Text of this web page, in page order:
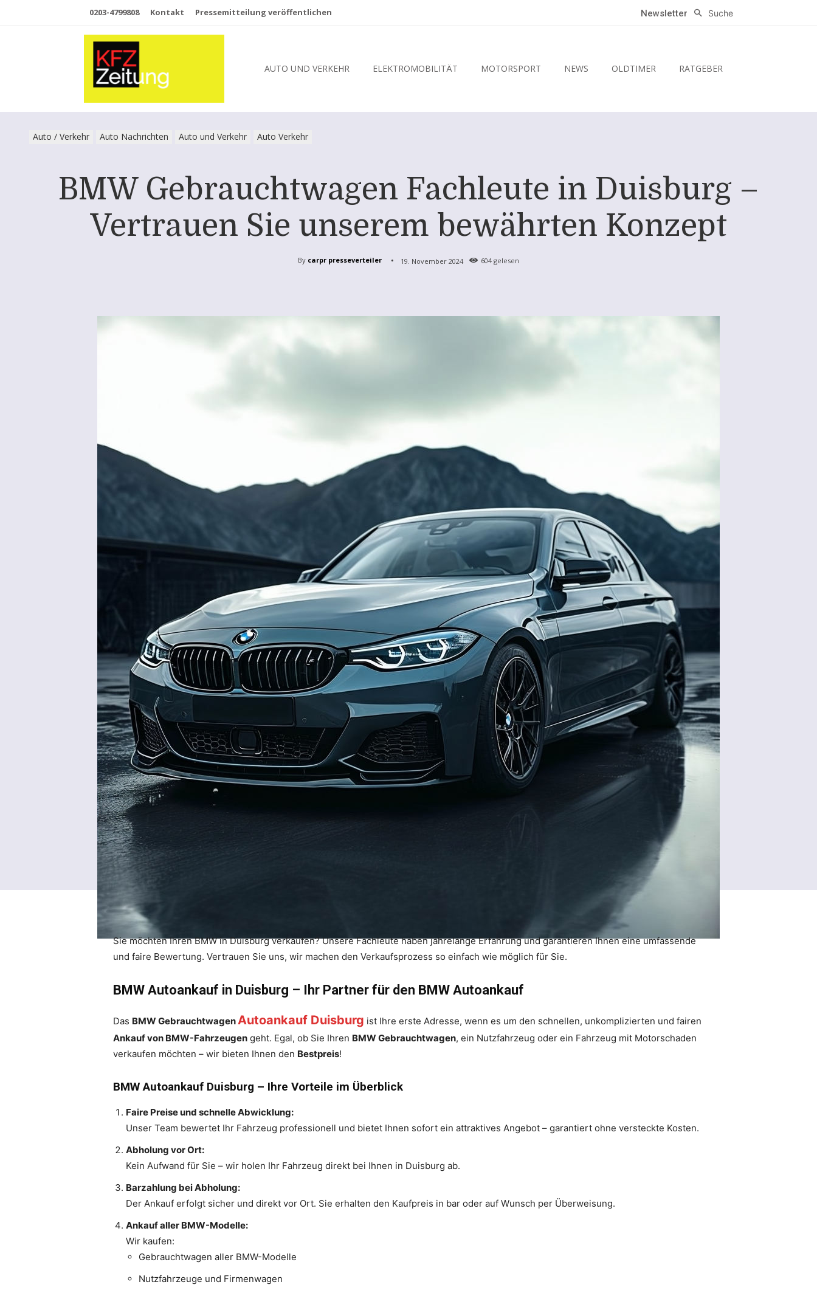
0203-4799808 Kontakt Pressemitteilung veröffentlichen Newsletter Suche
AUTO UND VERKEHR ELEKTROMOBILITÄT MOTORSPORT NEWS OLDTIMER RATGEBER
Auto / Verkehr Auto Nachrichten Auto und Verkehr Auto Verkehr
BMW Gebrauchtwagen Fachleute in Duisburg –
Vertrauen Sie unserem bewährten Konzept
By carpr presseverteiler 19. November 2024 604 gelesen
Sie möchten Ihren BMW in Duisburg verkaufen? Unsere Fachleute haben jahrelange Erfahrung und garantieren Ihnen eine umfassende
und faire Bewertung. Vertrauen Sie uns, wir machen den Verkaufsprozess so einfach wie möglich für Sie.
BMW Autoankauf in Duisburg – Ihr Partner für den BMW Autoankauf
Das BMW GebrauchtwagenAutoankauf Duisburg ist Ihre erste Adresse, wenn es um den schnellen, unkomplizierten und fairen
Ankauf von BMW-Fahrzeugen geht. Egal, ob Sie Ihren BMW Gebrauchtwagen, ein Nutzfahrzeug oder ein Fahrzeug mit Motorschaden
verkaufen möchten – wir bieten Ihnen den Bestpreis!
BMW Autoankauf Duisburg – Ihre Vorteile im Überblick
Faire Preise und schnelle Abwicklung:
Unser Team bewertet Ihr Fahrzeug professionell und bietet Ihnen sofort ein attraktives Angebot – garantiert ohne versteckte Kosten.
Abholung vor Ort:
Kein Aufwand für Sie – wir holen Ihr Fahrzeug direkt bei Ihnen in Duisburg ab.
Barzahlung bei Abholung:
Der Ankauf erfolgt sicher und direkt vor Ort. Sie erhalten den Kaufpreis in bar oder auf Wunsch per Überweisung.
Ankauf aller BMW-Modelle:
Wir kaufen:
Gebrauchtwagen aller BMW-Modelle
Nutzfahrzeuge und Firmenwagen